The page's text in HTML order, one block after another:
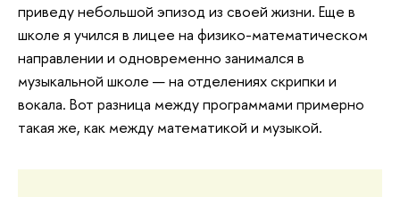
приведу небольшой эпизод из своей жизни. Еще в
школе я учился в лицее на физико-математическом
направлении и одновременно занимался в
музыкальной школе — на отделениях скрипки и
вокала. Вот разница между программами примерно
такая же, как между математикой и музыкой.